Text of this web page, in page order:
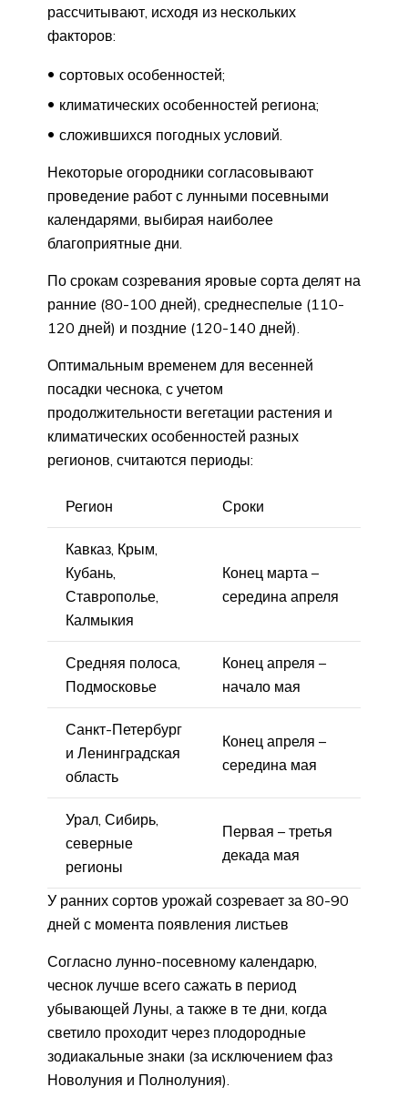
рассчитывают, исходя из нескольких
факторов:
сортовых особенностей;
климатических особенностей региона;
сложившихся погодных условий.
Некоторые огородники согласовывают
проведение работ с лунными посевными
календарями, выбирая наиболее
благоприятные дни.
По срокам созревания яровые сорта делят на
ранние (80-100 дней), среднеспелые (110-
120 дней) и поздние (120-140 дней).
Оптимальным временем для весенней
посадки чеснока, с учетом
продолжительности вегетации растения и
климатических особенностей разных
регионов, считаются периоды:
Регион Сроки
Кавказ, Крым,
Кубань,
Ставрополье,
Калмыкия
Конец марта –
середина апреля
Средняя полоса,
Подмосковье
Конец апреля –
начало мая
Санкт-Петербург
и Ленинградская
область
Конец апреля –
середина мая
Урал, Сибирь,
северные
регионы
Первая – третья
декада мая
У ранних сортов урожай созревает за 80-90
дней с момента появления листьев
Согласно лунно-посевному календарю,
чеснок лучше всего сажать в период
убывающей Луны, а также в те дни, когда
светило проходит через плодородные
зодиакальные знаки (за исключением фаз
Новолуния и Полнолуния).